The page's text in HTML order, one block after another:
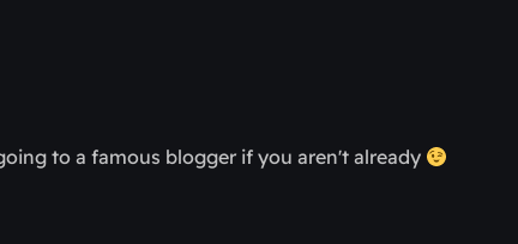
to a famous blogger if you aren't already